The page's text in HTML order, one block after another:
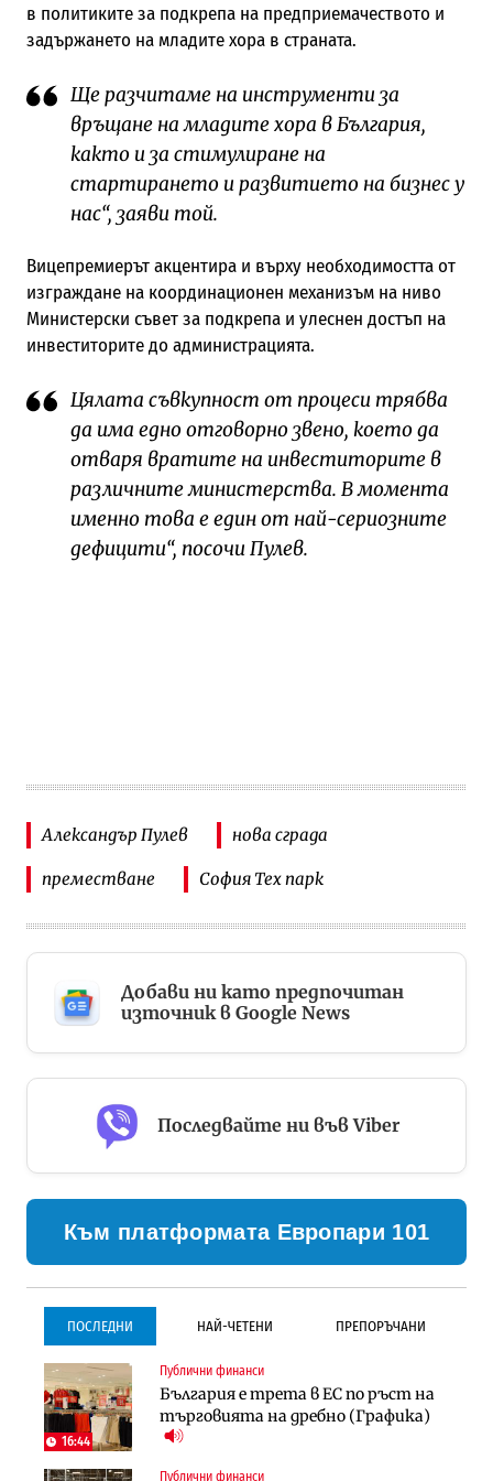
в политиките за подкрепа на предприемачеството и
задържането на младите хора в страната.
Ще разчитаме на инструменти за
връщане на младите хора в България,
както и за стимулиране на
стартирането и развитието на бизнес у
нас“, заяви той.
Вицепремиерът акцентира и върху необходимостта от
изграждане на координационен механизъм на ниво
Министерски съвет за подкрепа и улеснен достъп на
инвеститорите до администрацията.
Цялата съвкупност от процеси трябва
да има едно отговорно звено, което да
отваря вратите на инвеститорите в
различните министерства. В момента
именно това е един от най-сериозните
дефицити“, посочи Пулев.
Александър Пулев нова сграда
преместване София Тех парк
Добави ни като предпочитан
източник в Google News
Последвайте ни във Viber
Към платформата Европари 101
ПОСЛЕДНИ НАЙ-ЧЕТЕНИ ПРЕПОРЪЧАНИ
16:44
Публични финанси
България е трета в ЕС по ръст на
търговията на дребно (Графика)
Публични финанси
Градоустройство
Столична община избра
изпълнител за преместването на
трамвайното трасе по бул.
Инфраструктура
Проектирането на тунела под
Петрохан ще върви паралелно с
екологичните оценки
Компании